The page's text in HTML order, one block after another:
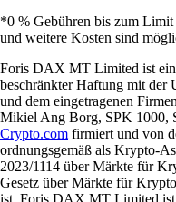
*0 % Gebühren bis zum
und weitere Kosten sind
Foris DAX MT Limited ist
beschränkter Haftung mit der
und dem eingetragenen
Mikiel Ang Borg, SPK 1000,
Crypto.com firmiert und von
ordnungsgemäß als Krypto-
2023/1114 über Märkte für
Gesetz über Märkte für